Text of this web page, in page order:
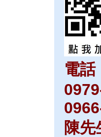
電話
陳先